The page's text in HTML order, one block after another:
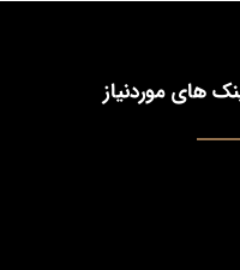
های موردنیاز